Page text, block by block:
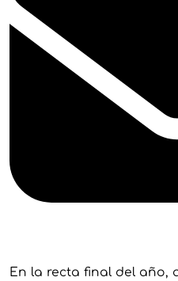
En la recta final del año,